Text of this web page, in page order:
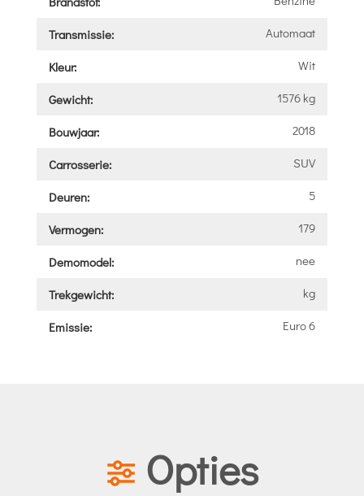
Transmissie: Automaat
Kleur: Wit
Gewicht: 1576 kg
Bouwjaar: 2018
Carrosserie: SUV
Deuren: 5
Vermogen: 179
Demomodel: nee
Trekgewicht: kg
Emissie: Euro 6
Opties